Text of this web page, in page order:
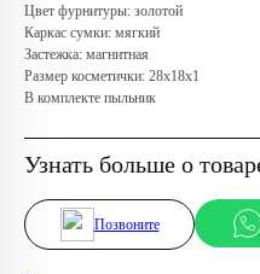
Цвет фурнитуры: золотой
Каркас сумки: мягкий
Застежка: магнитная
Размер косметички: 28х18х1
В комплекте пыльник
Узнать больше о
Позвоните
Телефон: +7 (966) 019-41-76